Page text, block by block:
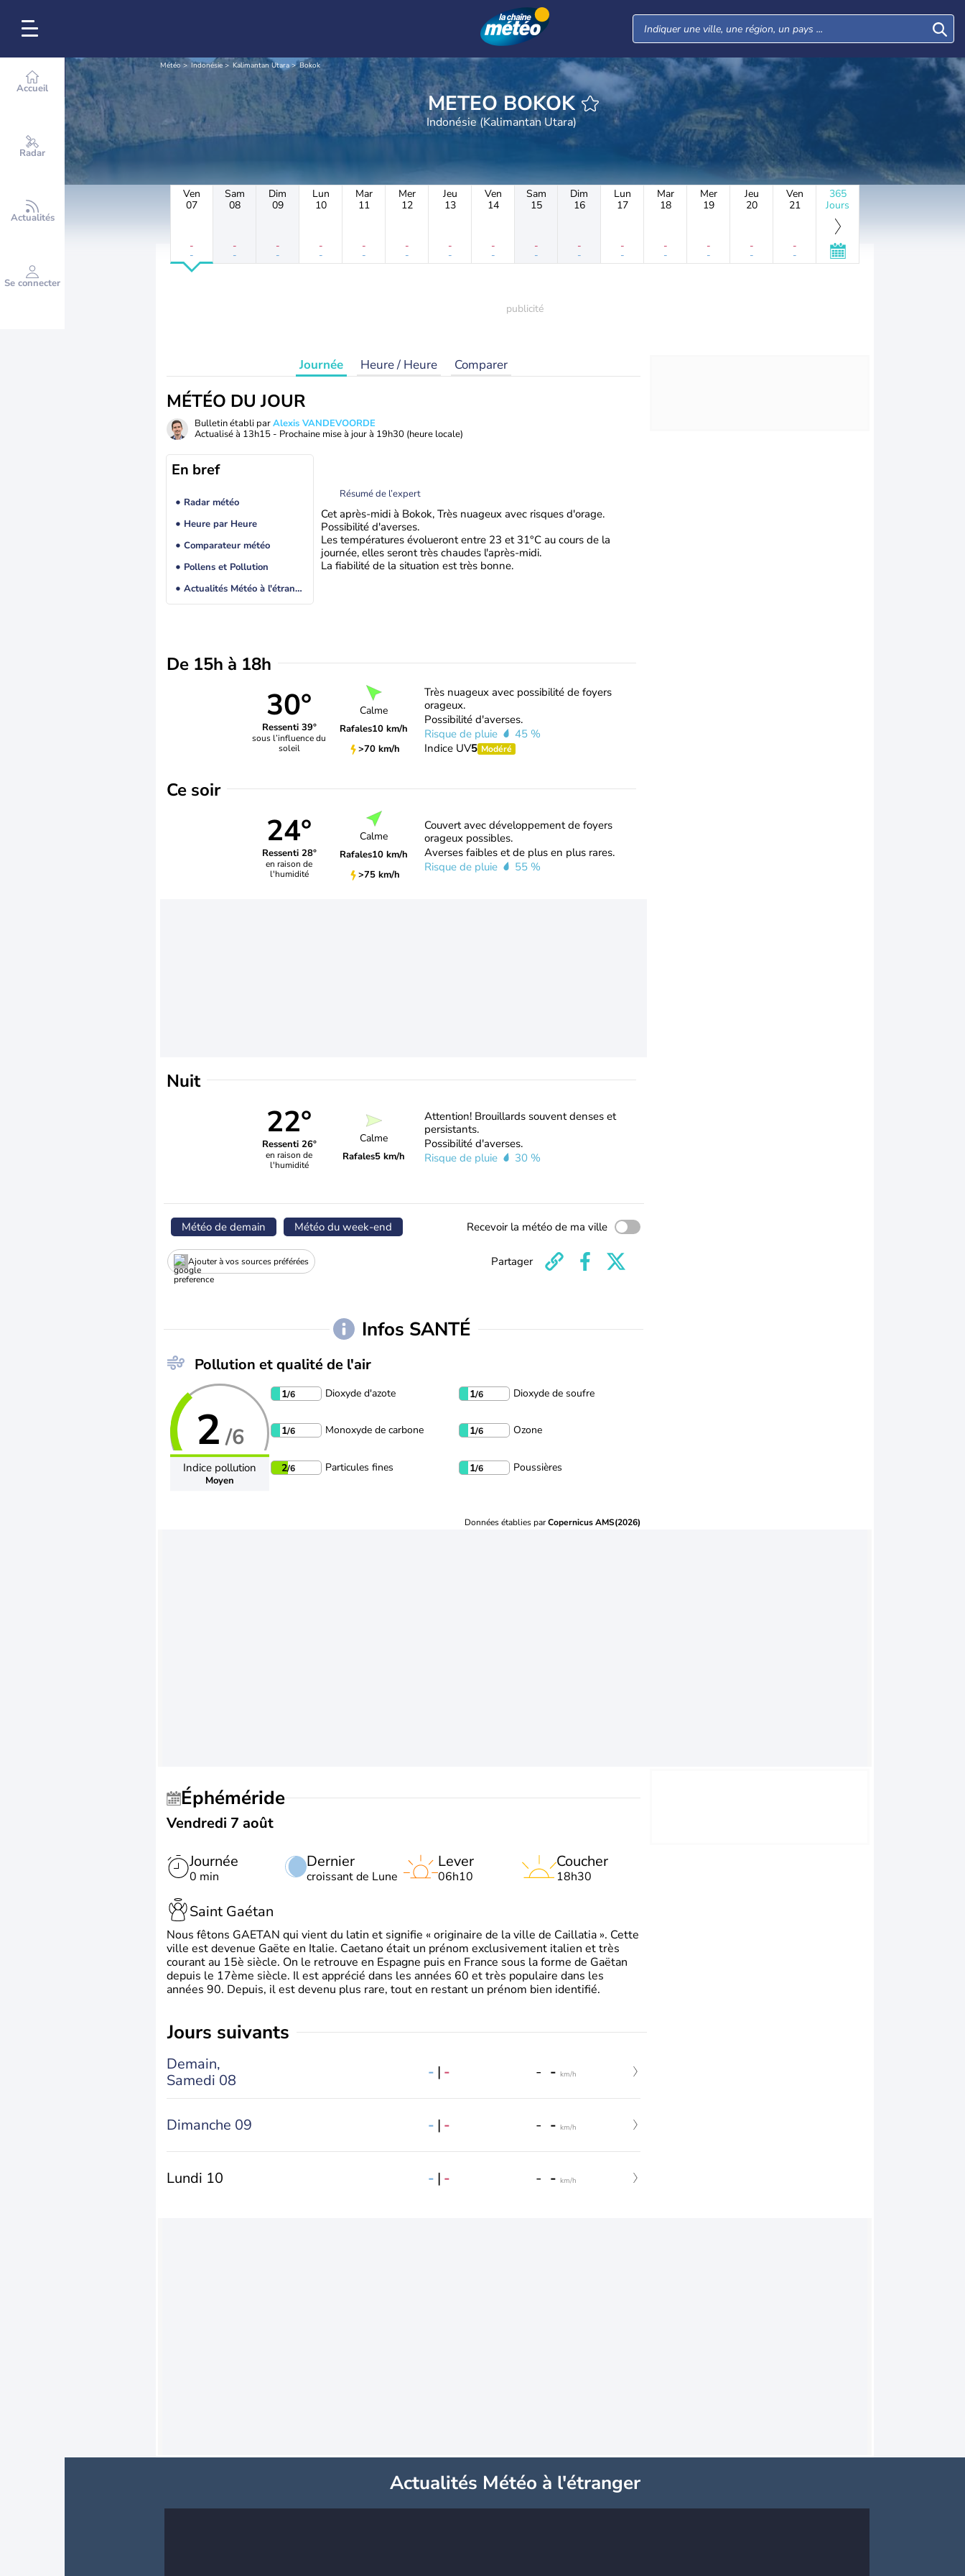
Accueil
Radar
Actualités
Se connecter
Météo Indonésie Kalimantan Utara Bokok
METEO BOKOK
Indonésie (Kalimantan Utara)
Ven
07
-
-
Sam
08
-
-
Dim
09
-
-
Lun
10
-
-
Mar
11
-
-
Mer
12
-
-
Jeu
13
-
-
Ven
14
-
-
Sam
15
-
-
Dim
16
-
-
Lun
17
-
-
Mar
18
-
-
Mer
19
-
-
Jeu
20
-
-
Ven
21
-
-
365
Jours
Journée Heure / Heure Comparer
MÉTÉO DU JOUR
Bulletin établi parAlexis VANDEVOORDE
Actualisé à 13h15 - Prochaine mise à jour à 19h30 (heure locale)
En bref
Radar météo
Heure par Heure
Comparateur météo
Pollens et Pollution
Actualités Météo à l'étranger
Résumé de l’expert
Cet après-midi à Bokok, Très nuageux avec risques d'orage.
Possibilité d'averses.
Les températures évolueront entre 23 et 31°C au cours de la
journée, elles seront très chaudes l'après-midi.
La fiabilité de la situation est très bonne.
De 15h à 18h
30°
Ressenti 39°
sous l’influence du
soleil
Calme
Rafales10 km/h
>70 km/h
Très nuageux avec possibilité de foyers
orageux.
Possibilité d'averses.
Risque de pluie
45 %
Indice UV5 Modéré
Ce soir
24°
Ressenti 28°
en raison de
l'humidité
Calme
Rafales10 km/h
>75 km/h
Couvert avec développement de foyers
orageux possibles.
Averses faibles et de plus en plus rares.
Risque de pluie
55 %
Nuit
22°
Ressenti 26°
en raison de
l'humidité
Calme
Rafales5 km/h
Attention! Brouillards souvent denses et
persistants.
Possibilité d'averses.
Risque de pluie
30 %
Météo de demain Météo du week-end Recevoir la météo de ma ville
Ajouter à vos sources préférées Partager
Infos SANTÉ
Pollution et qualité de l'air
2 /6
Indice pollution
Moyen
1/6 Dioxyde d'azote 1/6 Dioxyde de soufre
1/6 Monoxyde de carbone 1/6 Ozone
2/6 Particules fines 1/6 Poussières
Données établies parCopernicus AMS(2026)
Éphéméride
Vendredi 7 août
Journée
0 min
Dernier
croissant de Lune
Lever
06h10
Coucher
18h30
Saint Gaétan
Nous fêtons GAETAN qui vient du latin et signifie « originaire de la ville de Caillatia ». Cette
ville est devenue Gaëte en Italie. Caetano était un prénom exclusivement italien et très
courant au 15è siècle. On le retrouve en Espagne puis en France sous la forme de Gaëtan
depuis le 17ème siècle. Il est apprécié dans les années 60 et très populaire dans les
années 90. Depuis, il est devenu plus rare, tout en restant un prénom bien identifié.
jours suivants
Demain,
Samedi 08
- | - - - km/h
Dimanche 09 - | - - - km/h
Lundi 10 - | - - - km/h
Actualités Météo à l'étranger